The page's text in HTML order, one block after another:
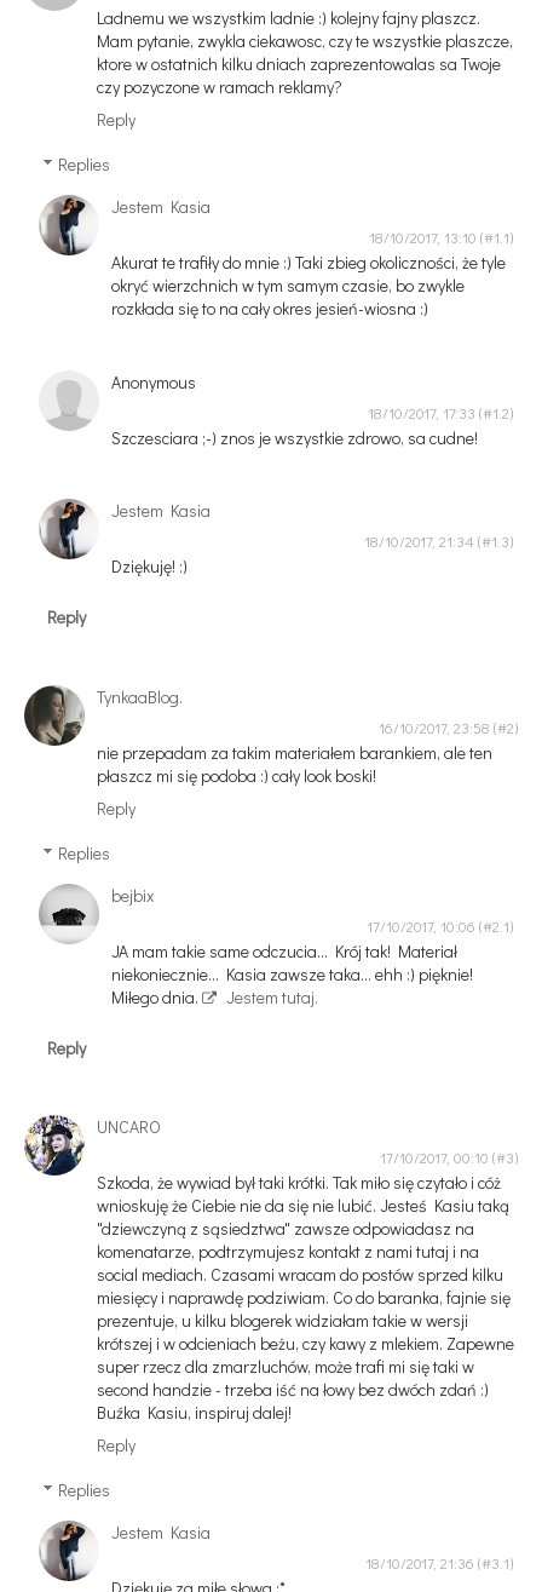
Ladnemu we wszystkim ladnie :) kolejny fajny plaszcz.
Mam pytanie, zwykla ciekawosc, czy te wszystkie plaszcze,
ktore w ostatnich kilku dniach zaprezentowalas sa Twoje
czy pozyczone w ramach reklamy?
Reply
Replies
Jestem Kasia
18/10/2017, 13:10
Akurat te trafiły do mnie :) Taki zbieg okoliczności, że tyle
okryć wierzchnich w tym samym czasie, bo zwykle
rozkłada się to na cały okres jesień-wiosna :)
Anonymous
18/10/2017, 17:33
Szczesciara ;-) znos je wszystkie zdrowo, sa cudne!
Jestem Kasia
18/10/2017, 21:34
Dziękuję! :)
Reply
TynkaaBlog.
16/10/2017, 23:58
nie przepadam za takim materiałem barankiem, ale ten
płaszcz mi się podoba :) cały look boski!
Reply
Replies
bejbix
17/10/2017, 10:06
JA mam takie same odczucia... Krój tak! Materiał
niekoniecznie... Kasia zawsze taka... ehh :) pięknie!
Miłego dnia.
Jestem tutaj.
Reply
UNCARO
17/10/2017, 00:10
Szkoda, że wywiad był taki krótki. Tak miło się czytało i cóż
wnioskuję że Ciebie nie da się nie lubić. Jesteś Kasiu taką
"dziewczyną z sąsiedztwa" zawsze odpowiadasz na
komenatarze, podtrzymujesz kontakt z nami tutaj i na
social mediach. Czasami wracam do postów sprzed kilku
miesięcy i naprawdę podziwiam. Co do baranka, fajnie się
prezentuje, u kilku blogerek widziałam takie w wersji
krótszej i w odcieniach beżu, czy kawy z mlekiem. Zapewne
super rzecz dla zmarzluchów, może trafi mi się taki w
second handzie - trzeba iść na łowy bez dwóch zdań :)
Buźka Kasiu, inspiruj dalej!
Reply
Replies
Jestem Kasia
18/10/2017, 21:36